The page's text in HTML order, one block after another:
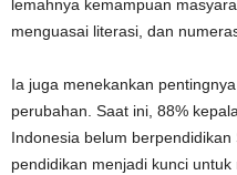
lemahnya kemampuan
menguasai literasi, dan
Ia juga menekankan
perubahan. Saat ini, 88%
Indonesia belum
pendidikan menjadi kunci